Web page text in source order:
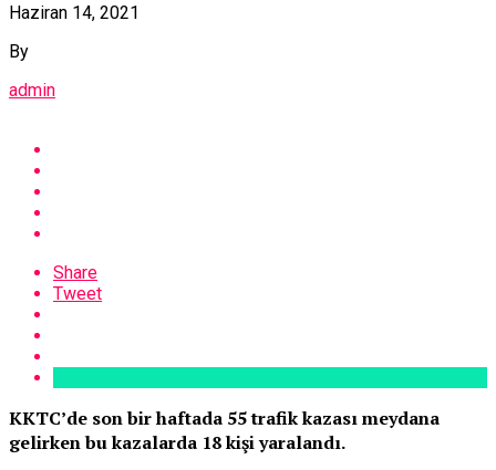
Haziran 14, 2021
By
admin
Share
Tweet
KKTC’de son bir haftada 55 trafik kazası meydana
gelirken bu kazalarda 18 kişi yaralandı.